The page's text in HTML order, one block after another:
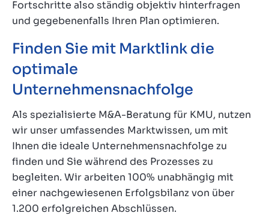
Fortschritte also ständig objektiv hinterfragen
und gegebenenfalls Ihren Plan optimieren.
Finden Sie mit Marktlink die
optimale
Unternehmensnachfolge
Als spezialisierte M&A-Beratung für KMU, nutzen
wir unser umfassendes Marktwissen, um mit
Ihnen die ideale Unternehmensnachfolge zu
finden und Sie während des Prozesses zu
begleiten. Wir arbeiten 100% unabhängig mit
einer nachgewiesenen Erfolgsbilanz von über
1.200 erfolgreichen Abschlüssen.